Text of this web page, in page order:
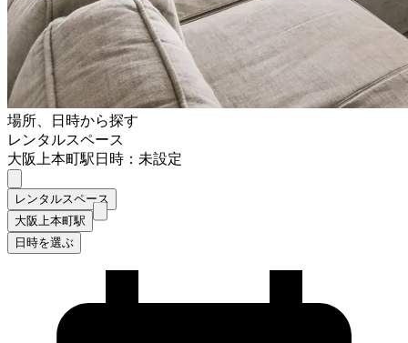
場所、日時から探す
レンタルスペース
大阪上本町駅日時：未設定
レンタルスペース
大阪上本町駅
日時を選ぶ